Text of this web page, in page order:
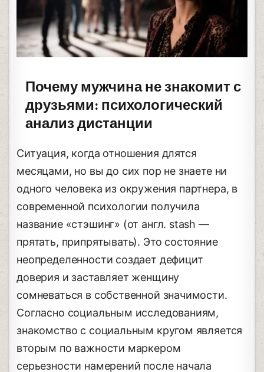
Почему мужчина не знакомит с
друзьями: психологический
анализ дистанции
Ситуация, когда отношения длятся
месяцами, но вы до сих пор не знаете ни
одного человека из окружения партнера, в
современной психологии получила
название «стэшинг» (от англ. stash —
прятать, припрятывать). Это состояние
неопределенности создает дефицит
доверия и заставляет женщину
сомневаться в собственной значимости.
Согласно социальным исследованиям,
знакомство с социальным кругом является
вторым по важности маркером
серьезности намерений после начала